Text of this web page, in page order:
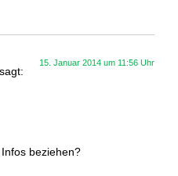
sagt:
15. Januar 2014 um 11:56 Uhr
beziehen?